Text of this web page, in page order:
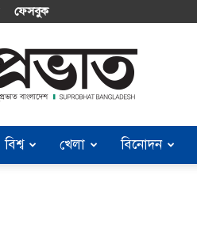
ফেসবুক
Suprobhat
বিশ্ব খেলা বিনোদন